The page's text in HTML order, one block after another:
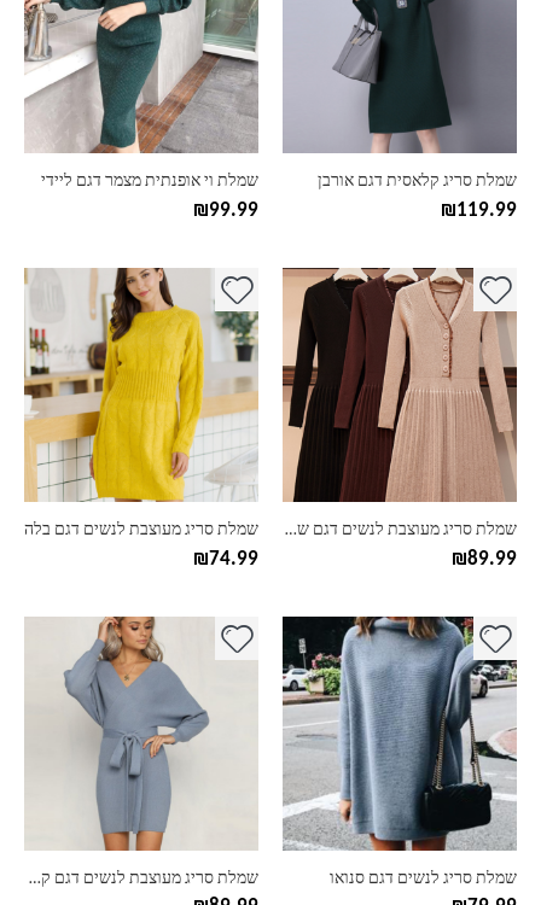
שמלת סריג קלאסית דגם אורבן
₪119.99
בעמוד
שמלת וי אופנתית מצמר דגם ליידי
₪99.99
מספר
סוגים.
ניתן
לבחור
את
האפשרויות
בעמוד
שמלת סריג מעוצבת לנשים דגם שרון
₪89.99
למוצר
מספר
סוגים.
ניתן
לבחור
את
האפשרויות
בעמוד
שמלת סריג מעוצבת לנשים דגם בלה
₪74.99
למוצר
יש
מספר
ניתן
את
האפשרויות
בעמוד
שמלת סריג לנשים דגם סנואו
למוצר
זה
יש
מספר
סוגים.
ניתן
לבחור
את
האפשרויות
בעמוד
שמלת סריג מעוצבת לנשים דגם קשירה
למוצר
זה
בעמוד
המוצר